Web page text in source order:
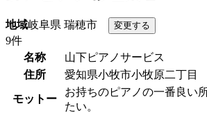
地域岐阜県 瑞穂市
9件
名称
山下ピアノサービス
住所
愛知県小牧市小牧原二丁目
モットー
お持ちのピアノの一番良い
たい。